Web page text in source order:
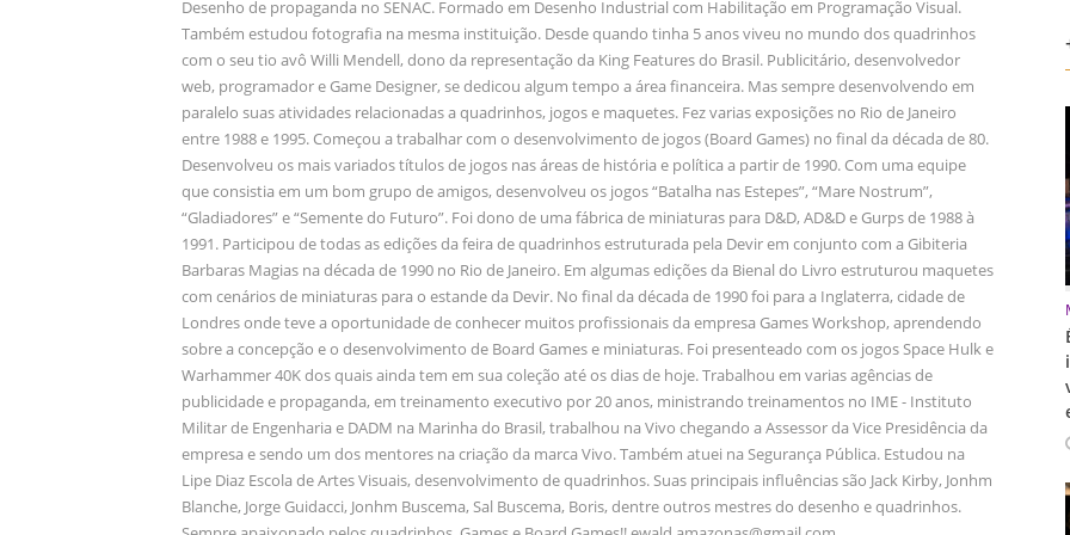
Desenho de propaganda no SENAC. Formado em Desenho Industrial com Habilitação em Programação Visual.
Também estudou fotografia na mesma instituição. Desde quando tinha 5 anos viveu no mundo dos quadrinhos
com o seu tio avô Willi Mendell, dono da representação da King Features do Brasil. Publicitário, desenvolvedor
web, programador e Game Designer, se dedicou algum tempo a área financeira. Mas sempre desenvolvendo em
paralelo suas atividades relacionadas a quadrinhos, jogos e maquetes. Fez varias exposições no Rio de Janeiro
entre 1988 e 1995. Começou a trabalhar com o desenvolvimento de jogos (Board Games) no final da década de 80.
Desenvolveu os mais variados títulos de jogos nas áreas de história e política a partir de 1990. Com uma equipe
que consistia em um bom grupo de amigos, desenvolveu os jogos “Batalha nas Estepes”, “Mare Nostrum”,
“Gladiadores” e “Semente do Futuro”. Foi dono de uma fábrica de miniaturas para D&D, AD&D e Gurps de 1988 à
1991. Participou de todas as edições da feira de quadrinhos estruturada pela Devir em conjunto com a Gibiteria
Barbaras Magias na década de 1990 no Rio de Janeiro. Em algumas edições da Bienal do Livro estruturou maquetes
com cenários de miniaturas para o estande da Devir. No final da década de 1990 foi para a Inglaterra, cidade de
Londres onde teve a oportunidade de conhecer muitos profissionais da empresa Games Workshop, aprendendo
sobre a concepção e o desenvolvimento de Board Games e miniaturas. Foi presenteado com os jogos Space Hulk e
Warhammer 40K dos quais ainda tem em sua coleção até os dias de hoje. Trabalhou em varias agências de
publicidade e propaganda, em treinamento executivo por 20 anos, ministrando treinamentos no IME - Instituto
Militar de Engenharia e DADM na Marinha do Brasil, trabalhou na Vivo chegando a Assessor da Vice Presidência da
empresa e sendo um dos mentores na criação da marca Vivo. Também atuei na Segurança Pública. Estudou na
Lipe Diaz Escola de Artes Visuais, desenvolvimento de quadrinhos. Suas principais influências são Jack Kirby, Jonhm
Blanche, Jorge Guidacci, Jonhm Buscema, Sal Buscema, Boris, dentre outros mestres do desenho e quadrinhos.